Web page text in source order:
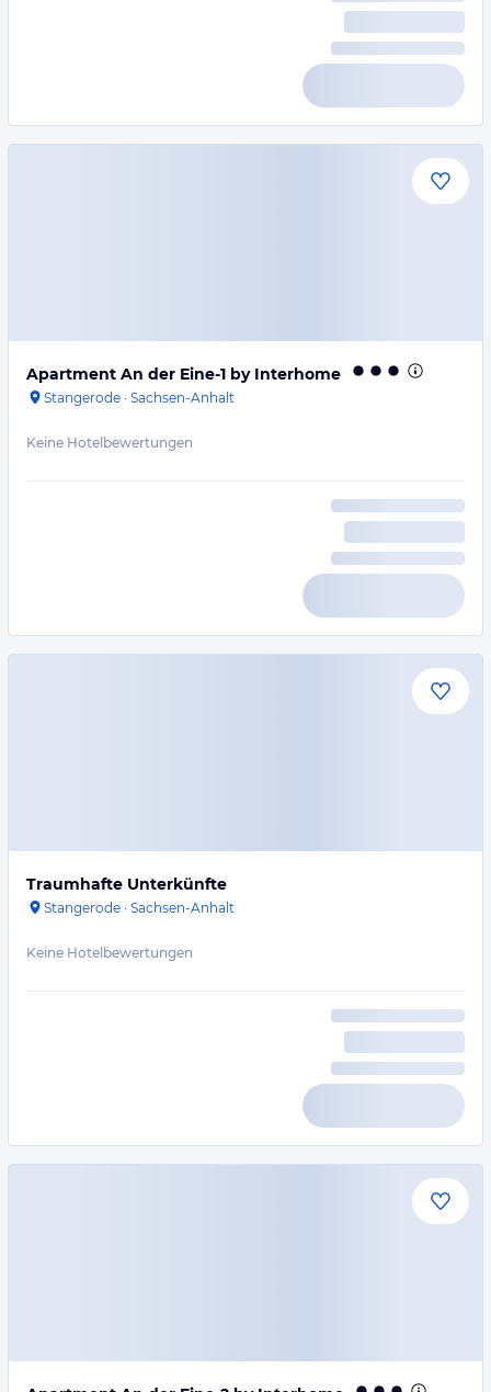
Apartment An der Eine-1 by Interhome
Stangerode · Sachsen-Anhalt
Keine Hotelbewertungen
Traumhafte Unterkünfte
Stangerode · Sachsen-Anhalt
Keine Hotelbewertungen